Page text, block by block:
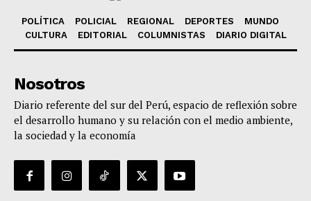
POLÍTICA POLICIAL REGIONAL DEPORTES
MUNDO
CULTURA
EDITORIAL COLUMNISTAS DIARIO DIGITAL
Nosotros
Diario referente del sur del Perú, espacio de reflexión sobre
el desarrollo humano y su relación con el medio ambiente,
la sociedad y la economía